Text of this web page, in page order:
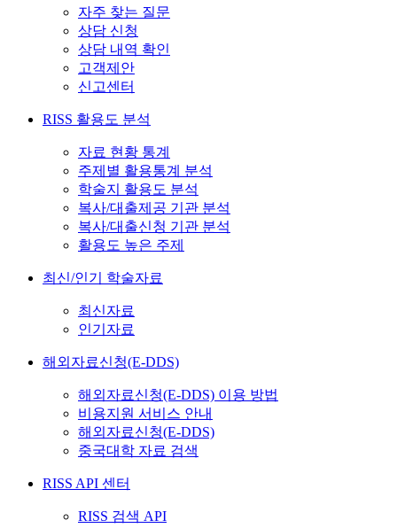
자주 찾는 질문
상담 신청
상담 내역 확인
고객제안
신고센터
RISS 활용도 분석
자료 현황 통계
주제별 활용통계 분석
학술지 활용도 분석
복사/대출제공 기관 분석
복사/대출신청 기관 분석
활용도 높은 주제
최신/인기 학술자료
최신자료
인기자료
해외자료신청(E-DDS)
해외자료신청(E-DDS) 이용 방법
비용지원 서비스 안내
해외자료신청(E-DDS)
중국대학 자료 검색
RISS API 센터
RISS 검색 API